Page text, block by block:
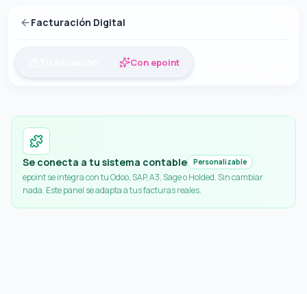
Facturación Digital
Con epoint
Se conecta a tu sistema contable Personalizable
epoint se integra con tu Odoo, SAP, A3, Sage o Holded. Sin cambiar
nada. Este panel se adapta a tus facturas reales.